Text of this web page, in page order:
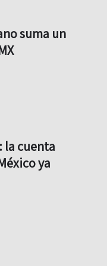
suma un
la cuenta
ya